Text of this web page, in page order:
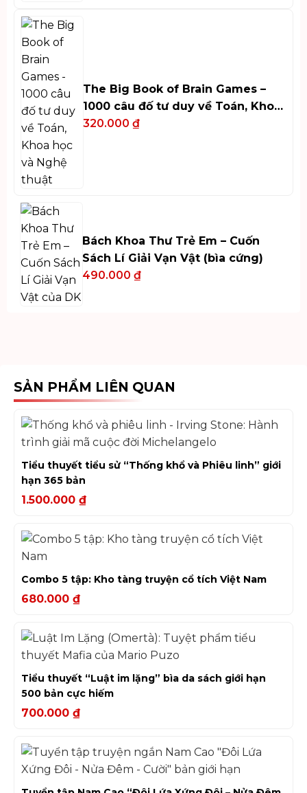
The Big Book of Brain Games –
1000 câu đố tư duy về Toán, Khoa
học và Nghệ thuật
320.000 ₫
Bách Khoa Thư Trẻ Em – Cuốn
Sách Lí Giải Vạn Vật (bìa cứng)
490.000 ₫
SẢN PHẨM LIÊN QUAN
Tiểu thuyết tiểu sử “Thống khổ và Phiêu linh” giới
hạn 365 bản
1.500.000 ₫
Combo 5 tập: Kho tàng truyện cổ tích Việt Nam
680.000 ₫
Tiểu thuyết “Luật im lặng” bìa da sách giới hạn
500 bản cực hiếm
700.000 ₫